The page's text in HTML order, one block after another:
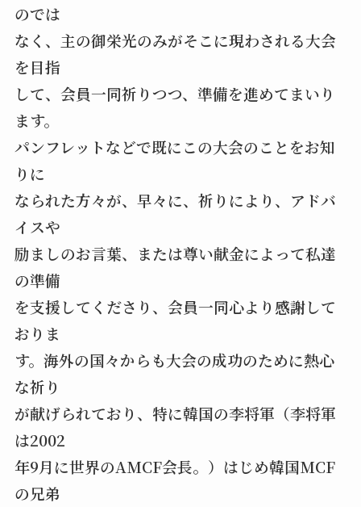
のでは
なく、主の御栄光のみがそこに現わされる大会
を目指
して、会員一同祈りつつ、準備を進めてまいり
ます。
パンフレットなどで既にこの大会のことをお知
りに
なられた方々が、早々に、祈りにより、アドバ
イスや
励ましのお言葉、または尊い献金によって私達
の準備
を支援してくださり、会員一同心より感謝して
おりま
す。海外の国々からも大会の成功のために熱心
な祈り
が献げられており、特に韓国の李将軍（李将軍
は2002
年9月に世界のAMCF会長。）はじめ韓国MCF
の兄弟